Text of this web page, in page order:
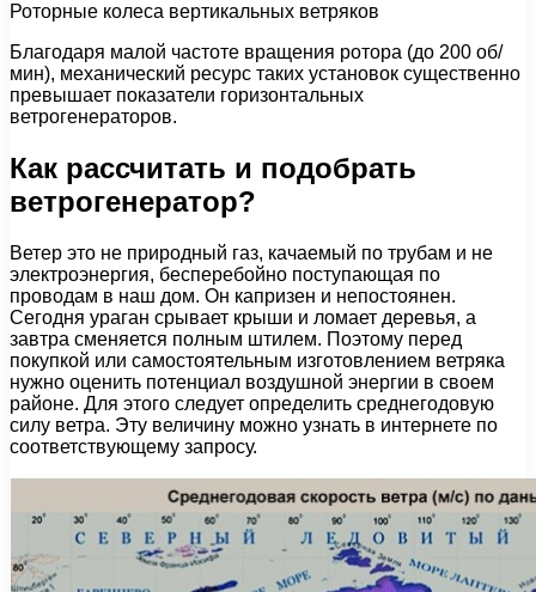
Роторные колеса вертикальных ветряков
Благодаря малой частоте вращения ротора (до 200 об/
мин), механический ресурс таких установок существенно
превышает показатели горизонтальных
ветрогенераторов.
Как рассчитать и подобрать
ветрогенератор?
Ветер это не природный газ, качаемый по трубам и не
электроэнергия, бесперебойно поступающая по
проводам в наш дом. Он капризен и непостоянен.
Сегодня ураган срывает крыши и ломает деревья, а
завтра сменяется полным штилем. Поэтому перед
покупкой или самостоятельным изготовлением ветряка
нужно оценить потенциал воздушной энергии в своем
районе. Для этого следует определить среднегодовую
силу ветра. Эту величину можно узнать в интернете по
соответствующему запросу.